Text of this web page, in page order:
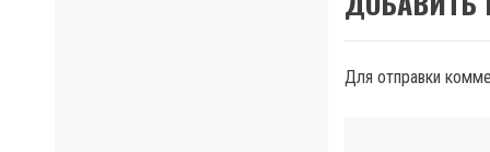
Для отправки